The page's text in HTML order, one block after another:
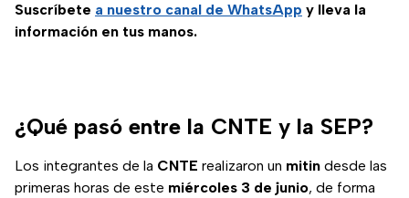
Suscríbete a nuestro canal de WhatsApp y lleva la
información en tus manos.
¿Qué pasó entre la CNTE y la SEP?
Los integrantes de la CNTE realizaron un mitin desde las
primeras horas de este miércoles 3 de junio, de forma